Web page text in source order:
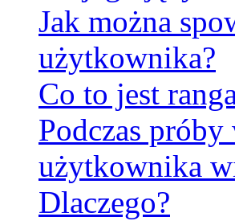
Jak można
użytkownika?
Co to jest
Podczas
użytkownika
Dlaczego?